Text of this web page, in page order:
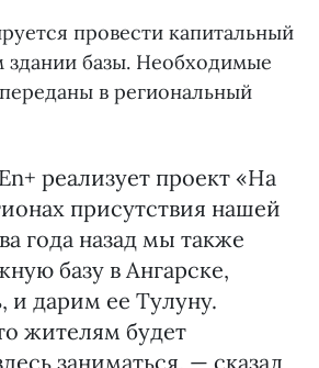
провести капитальный
здании базы. Необходимые
в региональный
реализует проект «На
присутствия нашей
года назад мы также
базу в Ангарске,
и дарим ее Тулуну.
жителям будет
заниматься, — сказал